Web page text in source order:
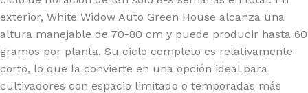
exterior, White Widow Auto Green House alcanza una
altura manejable de 70-80 cm y puede producir hasta 60
gramos por planta. Su ciclo completo es relativamente
corto, lo que la convierte en una opción ideal para
cultivadores con espacio limitado o temporadas más